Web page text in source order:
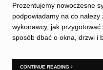
Prezentujemy nowoczesne
podpowiadamy na co
wykonawcy, jak
sposób dbać o okna, drzwi i
CONTINUE READING